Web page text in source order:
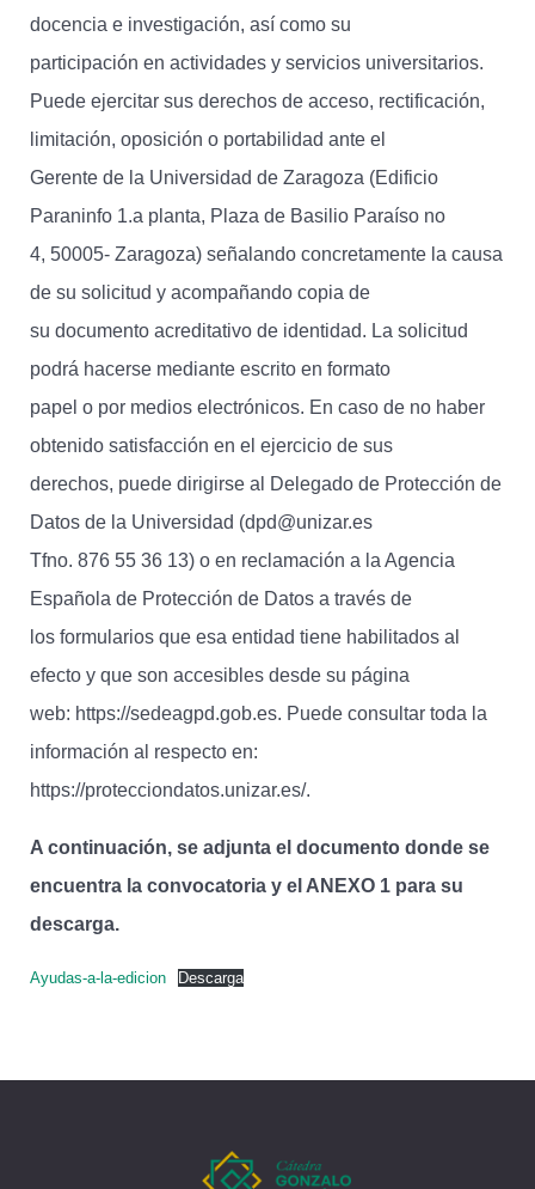
docencia e investigación, así como su
participación en actividades y servicios universitarios.
Puede ejercitar sus derechos de acceso, rectificación,
limitación, oposición o portabilidad ante el
Gerente de la Universidad de Zaragoza (Edificio
Paraninfo 1.a planta, Plaza de Basilio Paraíso no
4, 50005- Zaragoza) señalando concretamente la causa
de su solicitud y acompañando copia de
su documento acreditativo de identidad. La solicitud
podrá hacerse mediante escrito en formato
papel o por medios electrónicos. En caso de no haber
obtenido satisfacción en el ejercicio de sus
derechos, puede dirigirse al Delegado de Protección de
Datos de la Universidad (dpd@unizar.es
Tfno. 876 55 36 13) o en reclamación a la Agencia
Española de Protección de Datos a través de
los formularios que esa entidad tiene habilitados al
efecto y que son accesibles desde su página
web: https://sedeagpd.gob.es. Puede consultar toda la
información al respecto en:
https://protecciondatos.unizar.es/.
A continuación, se adjunta el documento donde se
encuentra la convocatoria y el ANEXO 1 para su
descarga.
Ayudas-a-la-edicion Descarga